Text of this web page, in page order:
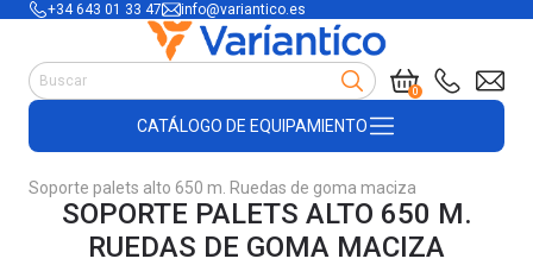
+34 643 01 33 47 info@variantico.es
0
CATÁLOGO DE EQUIPAMIENTO
Accesorios para carretillas
Útiles de almacén
Productos de plástico y madera
Encofrado
Soporte palets alto 650 m. Ruedas de goma maciza
SOPORTE PALETS ALTO 650 M.
RUEDAS DE GOMA MACIZA